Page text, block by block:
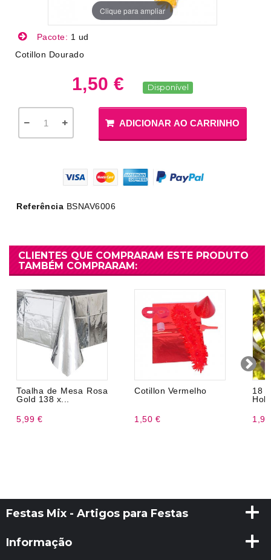
Clique para ampliar
Pacote: 1 ud
Cotillon Dourado
1,50 € Disponível
ADICIONAR AO CARRINHO
Referência BSNAV6006
CLIENTES QUE COMPRARAM ESTE PRODUTO
TAMBÉM COMPRARAM:
Toalha de Mesa Rosa
Gold 138 x...
5,99 €
Cotillon Vermelho
1,50 €
18
Festas Mix - Artigos para Festas
Informação